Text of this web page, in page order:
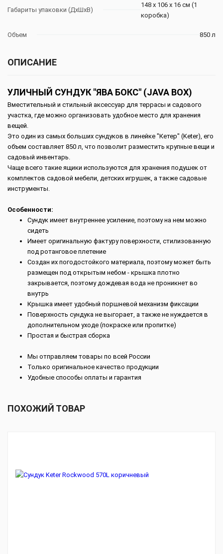
Габариты упаковки (ДхШхВ)
148 х 106 х 16 см (1
коробка)
Объем 850 л
ОПИСАНИЕ
УЛИЧНЫЙ СУНДУК "ЯВА БОКС" (JAVA BOX)
Вместительный и стильный аксессуар для террасы и садового
участка, где можно организовать удобное место для хранения
вещей.
Это один из самых больших сундуков в линейке "Кетер" (Keter), его
объем составляет 850 л, что позволит разместить крупные вещи и
садовый инвентарь.
Чаще всего такие ящики используются для хранения подушек от
комплектов садовой мебели, детских игрушек, а также садовые
инструменты.
Особенности:
Сундук имеет внутреннее усиление, поэтому на нем можно
сидеть
Имеет оригинальную фактуру поверхности, стилизованную
под ротанговое плетение
Создан их погодостойкого материала, поэтому может быть
размещен под открытым небом - крышка плотно
закрывается, поэтому дождевая вода не проникнет во
внутрь
Крышка имеет удобный поршневой механизм фиксации
Поверхность сундука не выгорает, а также не нуждается в
дополнительном уходе (покраске или пропитке)
Простая и быстрая сборка
Мы отправляем товары по всей России
Только оригинальное качество продукции
Удобные способы оплаты и гарантия
ПОХОЖИЙ ТОВАР